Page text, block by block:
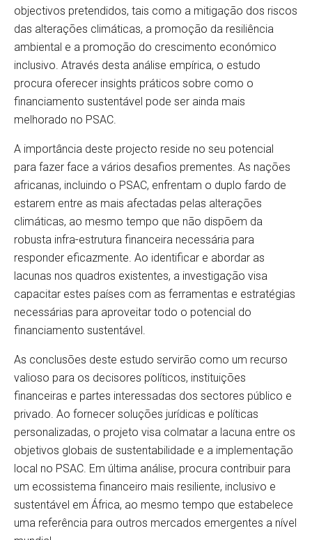
objectivos pretendidos, tais como a mitigação dos riscos
das alterações climáticas, a promoção da resiliência
ambiental e a promoção do crescimento económico
inclusivo. Através desta análise empírica, o estudo
procura oferecer insights práticos sobre como o
financiamento sustentável pode ser ainda mais
melhorado no PSAC.
A importância deste projecto reside no seu potencial
para fazer face a vários desafios prementes. As nações
africanas, incluindo o PSAC, enfrentam o duplo fardo de
estarem entre as mais afectadas pelas alterações
climáticas, ao mesmo tempo que não dispõem da
robusta infra-estrutura financeira necessária para
responder eficazmente. Ao identificar e abordar as
lacunas nos quadros existentes, a investigação visa
capacitar estes países com as ferramentas e estratégias
necessárias para aproveitar todo o potencial do
financiamento sustentável.
As conclusões deste estudo servirão como um recurso
valioso para os decisores políticos, instituições
financeiras e partes interessadas dos sectores público e
privado. Ao fornecer soluções jurídicas e políticas
personalizadas, o projeto visa colmatar a lacuna entre os
objetivos globais de sustentabilidade e a implementação
local no PSAC. Em última análise, procura contribuir para
um ecossistema financeiro mais resiliente, inclusivo e
sustentável em África, ao mesmo tempo que estabelece
uma referência para outros mercados emergentes a nível